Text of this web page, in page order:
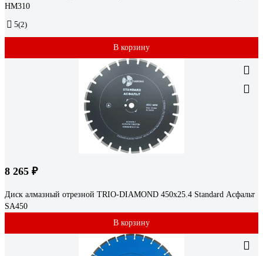
HM310
5(2)
В корзину
8 265 ₽
Диск алмазный отрезной TRIO-DIAMOND 450x25.4 Standard Асфальт
SA450
В корзину